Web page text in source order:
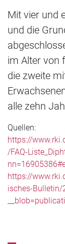
Mit vier und
und die
im Alter von
die zweite
alle zehn
Quellen:
https://
/FAQ-
https://
isches-Bulletin/